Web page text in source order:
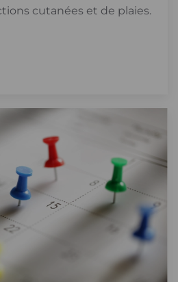
cutanées et de plaies.